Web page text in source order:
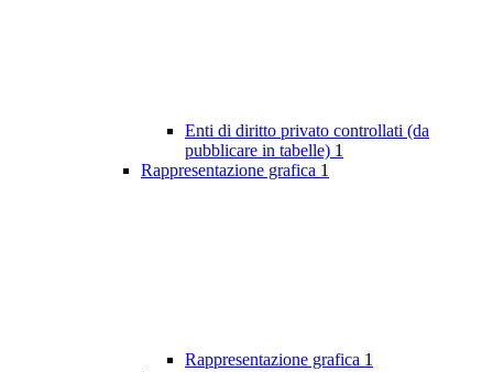
Enti di diritto privato controllati (da
pubblicare in tabelle) 1
Rappresentazione grafica 1
Rappresentazione grafica 1